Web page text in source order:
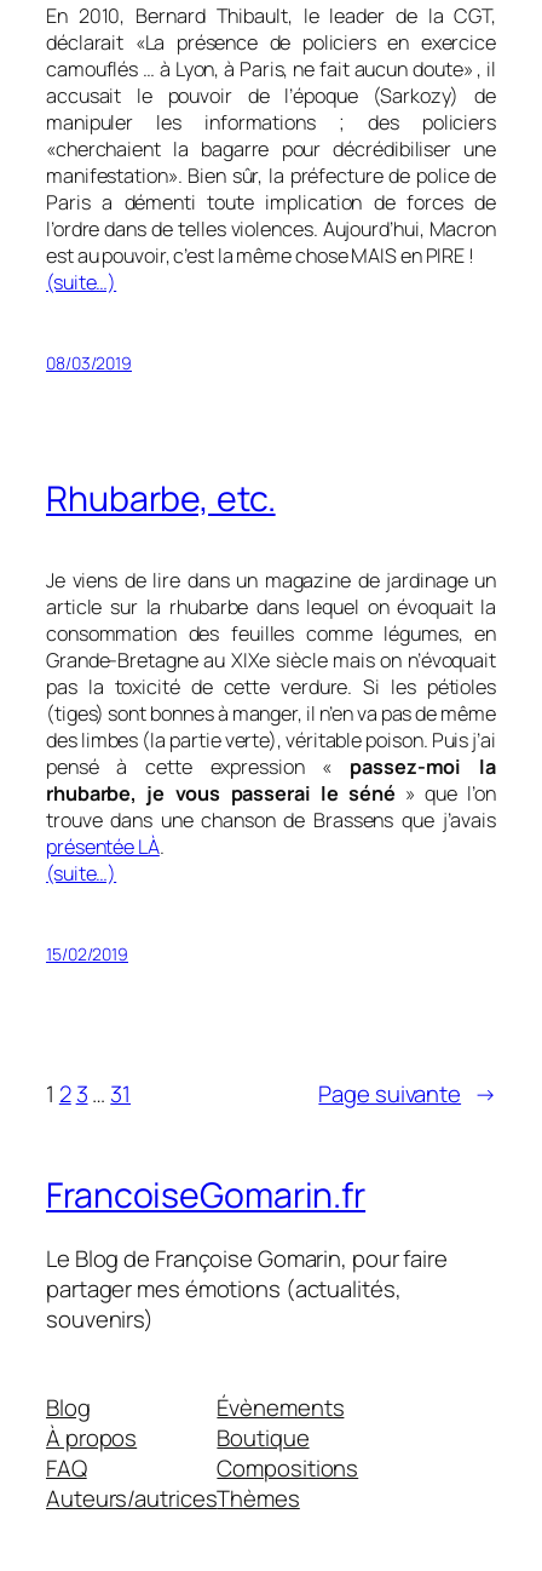
En 2010, Bernard Thibault, le leader de la CGT,
déclarait «La présence de policiers en exercice
camouflés … à Lyon, à Paris, ne fait aucun doute» , il
accusait le pouvoir de l’époque (Sarkozy) de
manipuler les informations ; des policiers
«cherchaient la bagarre pour décrédibiliser une
manifestation». Bien sûr, la préfecture de police de
Paris a démenti toute implication de forces de
l’ordre dans de telles violences. Aujourd’hui, Macron
est au pouvoir, c’est la même chose MAIS en PIRE !
(suite…)
08/03/2019
Rhubarbe, etc.
Je viens de lire dans un magazine de jardinage un
article sur la rhubarbe dans lequel on évoquait la
consommation des feuilles comme légumes, en
Grande-Bretagne au XIXe siècle mais on n’évoquait
pas la toxicité de cette verdure. Si les pétioles
(tiges) sont bonnes à manger, il n’en va pas de même
des limbes (la partie verte), véritable poison. Puis j’ai
pensé à cette expression « passez-moi la
rhubarbe, je vous passerai le séné » que l’on
trouve dans une chanson de Brassens que j’avais
présentée LÀ.
(suite…)
15/02/2019
1 2 3… 31 Page suivante →
FrancoiseGomarin.fr
Le Blog de Françoise Gomarin, pour faire
partager mes émotions (actualités,
souvenirs)
Blog
À propos
FAQ
Auteurs/autrices
Évènements
Boutique
Compositions
Thèmes